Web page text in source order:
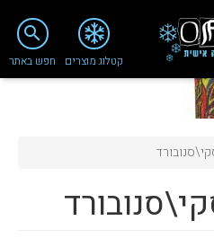
קטלוג מוצרים
search
חפש באתר